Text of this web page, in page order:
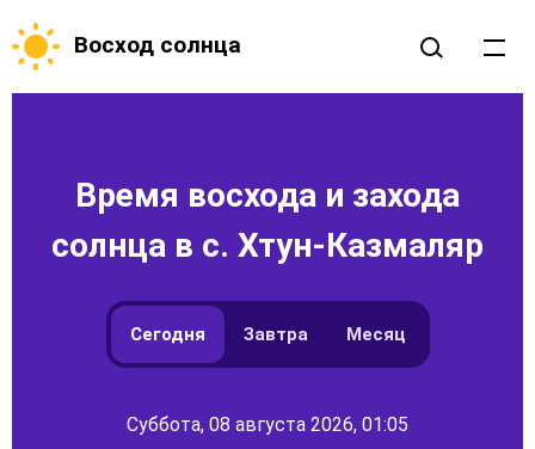
Восход солнца
Время восхода и захода
солнца в с. Хтун-Казмаляр
Сегодня Завтра Месяц
Суббота, 08 августа 2026, 01:05